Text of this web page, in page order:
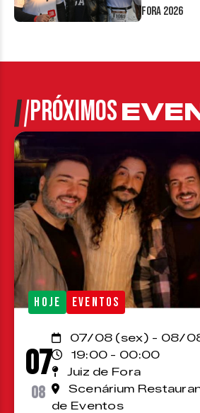
Fora 2026
PRÓXIMOS
HOJE EVENTOS
07
08
07/08 (sex) - 08/
19:00 - 00:00
Juiz de Fora
Scenárium
de Eventos